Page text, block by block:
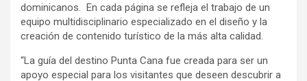
dominicanos. En cada página se refleja el trabajo de un
equipo multidisciplinario especializado en el diseño y la
creación de contenido turístico de la más alta calidad.
“La guía del destino Punta Cana fue creada para ser un
apoyo especial para los visitantes que deseen descubrir a